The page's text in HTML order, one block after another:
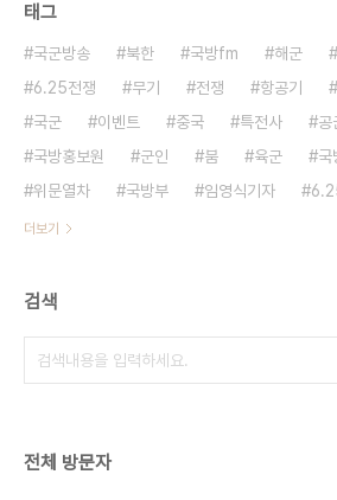
태그
국군방송 북한 국방fm 해군
6.25전쟁
무기 전쟁 항공기
국군
이벤트 중국 특전사 공
국방홍보원
군인 붐 육군 국
위문열차
국방부 임영식기자
더보기
검색
전체 방문자